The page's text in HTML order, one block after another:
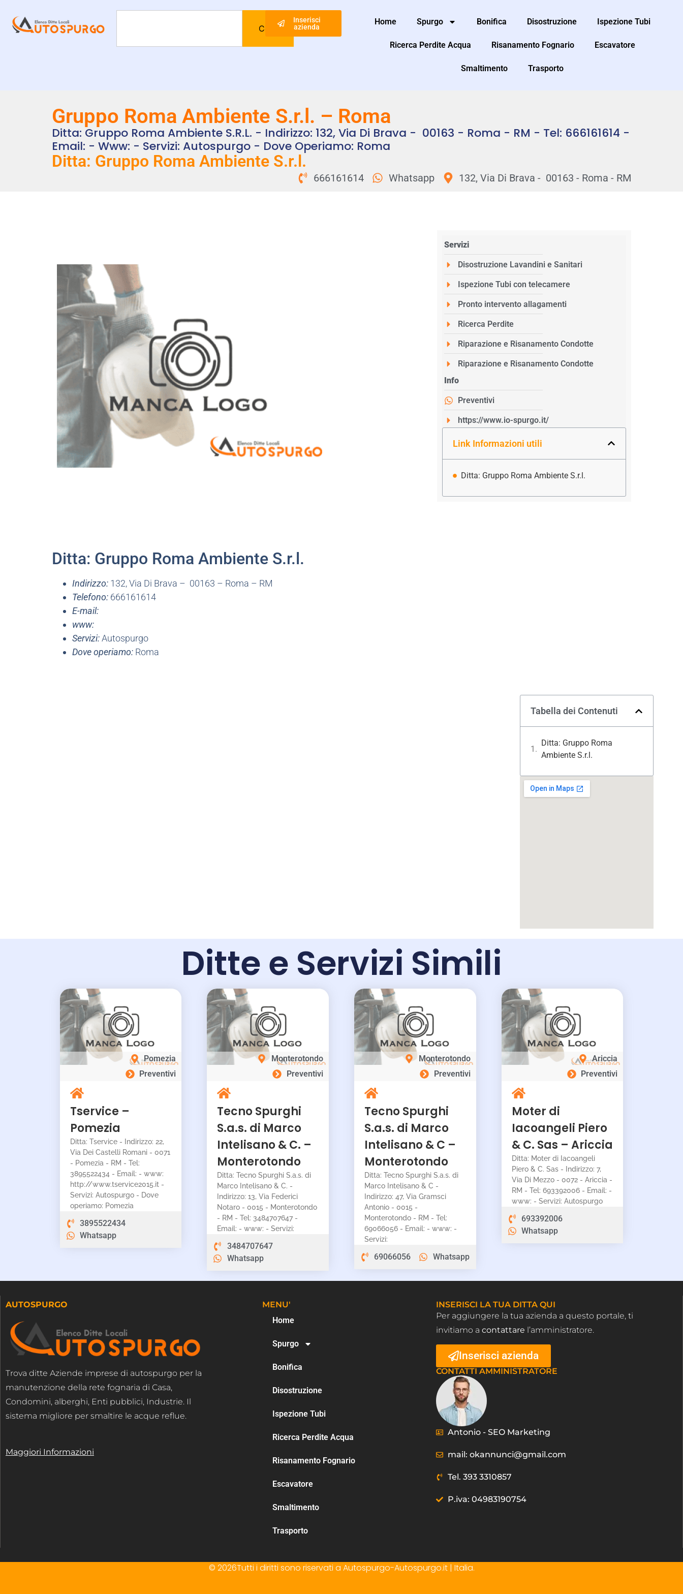
Cerca
Inserisci
azienda
Home Spurgo Bonifica Disostruzione Ispezione Tubi
Ricerca Perdite Acqua Risanamento Fognario Escavatore
Smaltimento Trasporto
Gruppo Roma Ambiente S.r.l. – Roma
Ditta: Gruppo Roma Ambiente S.r.l. - Indirizzo: 132, Via Di Brava - 00163 - Roma - RM - Tel: 666161614 -
Email: - Www: - Servizi: Autospurgo - Dove Operiamo: Roma
Ditta: Gruppo Roma Ambiente S.r.l.
666161614 Whatsapp 132, Via Di Brava - 00163 - Roma - RM
Servizi
Disostruzione Lavandini e Sanitari
Ispezione Tubi con telecamere
Pronto intervento allagamenti
Ricerca Perdite
Riparazione e Risanamento Condotte
Riparazione e Risanamento Condotte
Info
Preventivi
https://www.io-spurgo.it/
Link Informazioni utili
Ditta: Gruppo Roma Ambiente S.r.l.
Ditta: Gruppo Roma Ambiente S.r.l.
Indirizzo: 132, Via Di Brava – 00163 – Roma – RM
Telefono: 666161614
E-mail:
www:
Servizi:Autospurgo
Dove operiamo: Roma
Tabella dei Contenuti
Ditta: Gruppo Roma
Ambiente S.r.l.
Ditte e Servizi Simili
Pomezia
Preventivi
Tservice –
Pomezia
Ditta: Tservice - Indirizzo: 22,
Via Dei Castelli Romani - 0071
- Pomezia - RM - Tel:
3895522434 - Email: - www:
http://www.tservice2015.it -
Servizi: Autospurgo - Dove
operiamo: Pomezia
3895522434
Whatsapp
Monterotondo
Preventivi
Tecno Spurghi
S.a.s. di Marco
Intelisano & C. –
Monterotondo
Ditta: Tecno Spurghi S.a.s. di
Marco Intelisano & C. -
Indirizzo: 13, Via Federici
Notaro - 0015 - Monterotondo
- RM - Tel: 3484707647 -
Email: - www: - Servizi:
3484707647
Whatsapp
Monterotondo
Preventivi
Tecno Spurghi
S.a.s. di Marco
Intelisano & C –
Monterotondo
Ditta: Tecno Spurghi S.a.s. di
Marco Intelisano & C -
Indirizzo: 47, Via Gramsci
Antonio - 0015 -
Monterotondo - RM - Tel:
69066056 - Email: - www: -
Servizi:
69066056 Whatsapp
Ariccia
Preventivi
Moter di
Iacoangeli Piero
& C. Sas – Ariccia
Ditta: Moter di Iacoangeli
Piero & C. Sas - Indirizzo: 7,
Via Di Mezzo - 0072 - Ariccia -
RM - Tel: 693392006 - Email: -
www: - Servizi: Autospurgo
693392006
Whatsapp
AUTOSPURGO
Trova ditte Aziende imprese di autospurgo per la
manutenzione della rete fognaria di Casa,
Condomini, alberghi, Enti pubblici, Industrie. Il
sistema migliore per smaltire le acque reflue.
Maggiori Informazioni
MENU'
Home
Spurgo
Bonifica
Disostruzione
Ispezione Tubi
Ricerca Perdite Acqua
Risanamento Fognario
Escavatore
Smaltimento
Trasporto
INSERISCI LA TUA DITTA QUI
Per aggiungere la tua azienda a questo portale, ti
invitiamo acontattare l’amministratore.
Inserisci azienda
CONTATTI AMMINISTRATORE
Antonio - SEO Marketing
mail: okannunci@gmail.com
Tel. 393 3310857
P.iva: 04983190754
© 2026Tutti i diritti sono riservati a Autospurgo-Autospurgo.it | Italia.